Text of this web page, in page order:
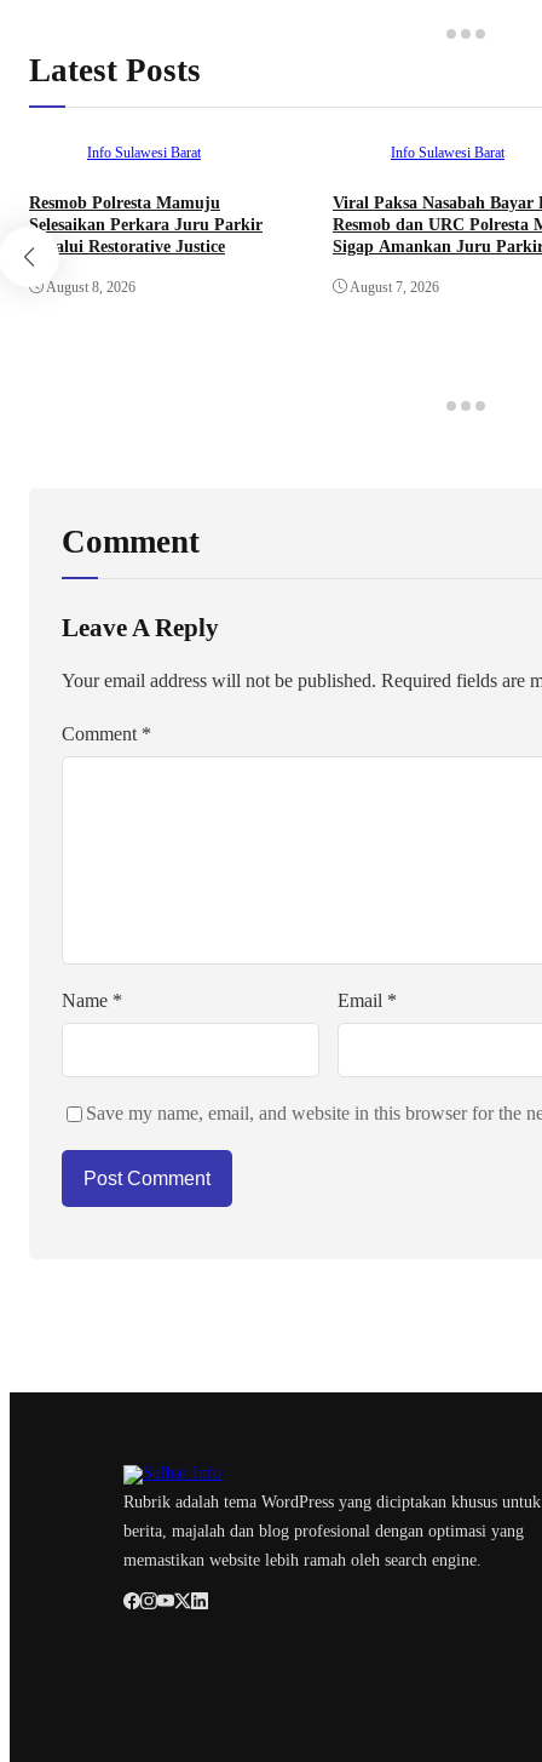
Latest Posts
Info Sulawesi Barat
Resmob Polresta Mamuju
Selesaikan Perkara Juru Parkir
melalui Restorative Justice
August 8, 2026
Info Sulawesi Barat
Viral Paksa Nasabah Bayar
Resmob dan URC Polresta
Sigap Amankan Juru
August 7, 2026
Comment
Leave A Reply
Your email address will not be published. Required fields are
Comment *
Name * Email *
Save my name, email, and website in this browser for the
Rubrik adalah tema WordPress yang diciptakan khusus
berita, majalah dan blog profesional dengan optimasi yang
memastikan website lebih ramah oleh search engine.